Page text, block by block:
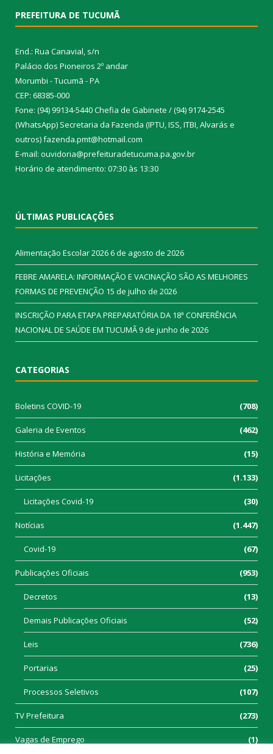
PREFEITURA DE TUCUMÃ
End.: Rua Canavial, s/n
Palácio dos Pioneiros 2º andar
Morumbi - Tucumã - PA
CEP: 68385-000
Fone: (94) 99134-5440 Chefia de Gabinete / (94) 9174-2545
(WhatsApp) Secretaria da Fazenda (IPTU, ISS, ITBI, Alvarás e
outros) fazenda.pmt@hotmail.com
E-mail: ouvidoria@prefeituradetucuma.pa.gov.br
Horário de atendimento: 07:30 às 13:30
ÚLTIMAS PUBLICAÇÕES
Alimentação Escolar 20266 de agosto de 2026
FEBRE AMARELA: INFORMAÇÃO E VACINAÇÃO SÃO AS MELHORES
FORMAS DE PREVENÇÃO 15 de julho de 2026
INSCRIÇÃO PARA ETAPA PREPARATÓRIA DA 18ª CONFERÊNCIA
NACIONAL DE SAÚDE EM TUCUMÃ9 de junho de 2026
CATEGORIAS
Boletins COVID-19 (708)
Galeria de Eventos (462)
História e Memória (15)
Licitações (1.133)
Licitações Covid-19 (30)
Notícias (1.447)
Covid-19 (67)
Publicações Oficiais (953)
Decretos (13)
Demais Publicações Oficiais (52)
Leis (736)
Portarias (25)
Processos Seletivos (107)
TV Prefeitura (273)
Vagas de Emprego (1)